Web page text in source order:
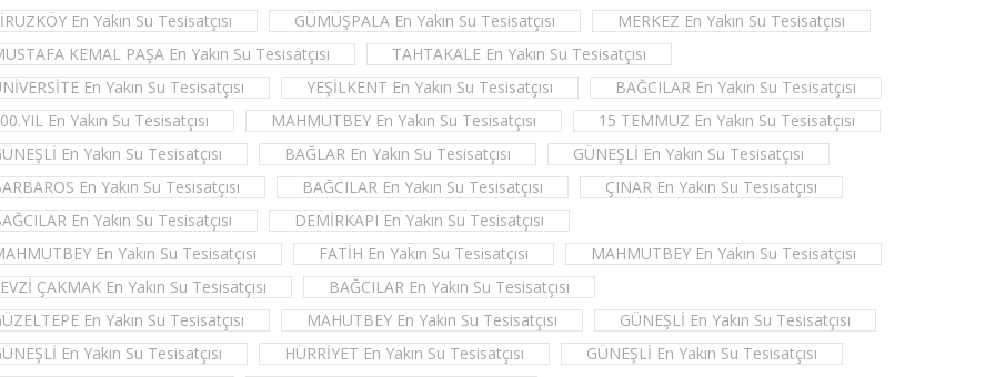
En Yakın Su Tesisatçısı
GÜMÜŞPALA En Yakın Su Tesisatçısı
MERKEZ En Yakın Su Tesisatçısı
KEMAL PAŞA En Yakın Su Tesisatçısı
TAHTAKALE En Yakın Su Tesisatçısı
En Yakın Su Tesisatçısı
YEŞİLKENT En Yakın Su Tesisatçısı
BAĞCILAR En Yakın Su Tesisatçısı
En Yakın Su Tesisatçısı
MAHMUTBEY En Yakın Su Tesisatçısı
15 TEMMUZ En Yakın Su Tesisatçısı
En Yakın Su Tesisatçısı
BAĞLAR En Yakın Su Tesisatçısı
GÜNEŞLİ En Yakın Su Tesisatçısı
En Yakın Su Tesisatçısı
BAĞCILAR En Yakın Su Tesisatçısı
ÇINAR En Yakın Su Tesisatçısı
En Yakın Su Tesisatçısı
DEMİRKAPI En Yakın Su Tesisatçısı
En Yakın Su Tesisatçısı
FATİH En Yakın Su Tesisatçısı
MAHMUTBEY En Yakın Su Tesisatçısı
ÇAKMAK En Yakın Su Tesisatçısı
BAĞCILAR En Yakın Su Tesisatçısı
En Yakın Su Tesisatçısı
MAHUTBEY En Yakın Su Tesisatçısı
GÜNEŞLİ En Yakın Su Tesisatçısı
En Yakın Su Tesisatçısı
HÜRRİYET En Yakın Su Tesisatçısı
GÜNEŞLİ En Yakın Su Tesisatçısı